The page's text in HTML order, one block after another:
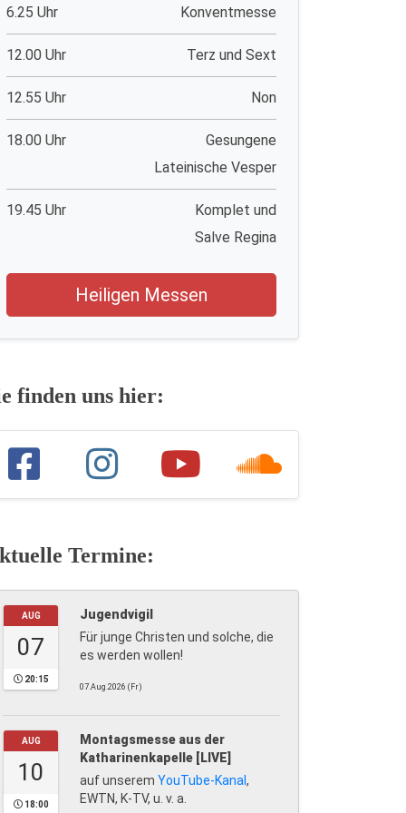
6.25 Uhr Konventmesse
12.00 Uhr Terz und Sext
12.55 Uhr Non
18.00 Uhr
Gesungene
Lateinische Vesper
19.45 Uhr
Komplet und
Salve Regina
Heiligen Messen
finden uns hier:
Termine:
AUG
07
20:15
Jugendvigil
Für junge Christen und solche, die
es werden wollen!
07.Aug.2026 (Fr)
AUG
10
18:00
Montagsmesse aus der
Katharinenkapelle [LIVE]
auf unserem YouTube-Kanal ,
EWTN, K-TV, u. v. a.